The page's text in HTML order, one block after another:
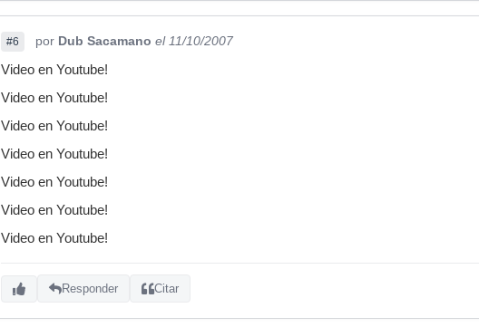
#6 por Dub Sacamano el 11/10/2007
Video en Youtube!
Video en Youtube!
Video en Youtube!
Video en Youtube!
Video en Youtube!
Video en Youtube!
Video en Youtube!
Responder Citar